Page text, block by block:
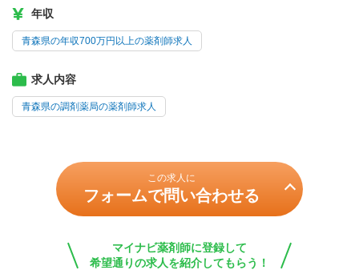
年収
青森県の年収700万円以上の薬剤師求人
求人内容
青森県の調剤薬局の薬剤師求人
この求人に
フォームで問い合わせる
マイナビ薬剤師に登録して
希望通りの求人を紹介してもらう！